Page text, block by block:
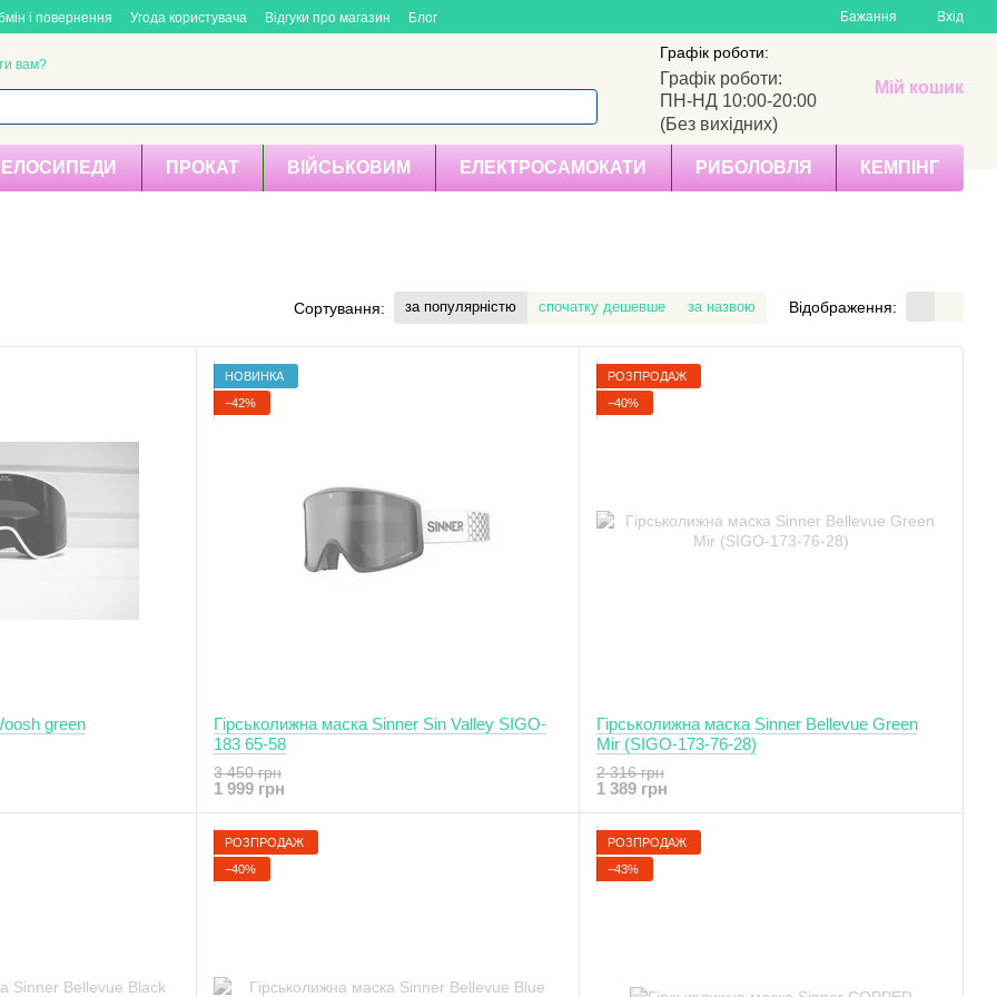
і повернення Угода користувача Відгуки про магазин Блог Бажання Вхід
вам?
Графік роботи:
Графік роботи:
ПН-НД 10:00-20:00
(Без вихідних)
Мій кошик
ПРОКАТ ВІЙСЬКОВИМ ЕЛЕКТРОСАМОКАТИ РИБОЛОВЛЯ КЕМПІНГ
Сортування: за популярністю спочатку дешевше за назвою Відображення:
Гірськолижна маска Woosh green
НОВИНКА
−42%
Гірськолижна маска Sinner Sin Valley SIGO-
183 65-58
3 450 грн
1 999 грн
РОЗПРОДАЖ
−40%
Гірськолижна маска Sinner Bellevue Green
Mir (SIGO-173-76-28)
2 316 грн
1 389 грн
РОЗПРОДАЖ
−40%
РОЗПРОДАЖ
−43%